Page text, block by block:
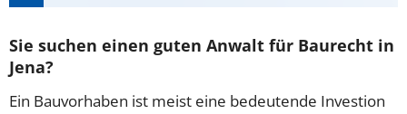
Sie suchen einen guten Anwalt für Baurecht in
Jena?
Ein Bauvorhaben ist meist eine bedeutende Investion